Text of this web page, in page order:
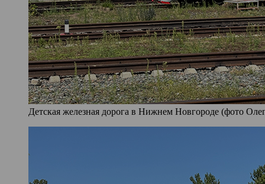
Детская железная дорога в Нижнем Новгороде (фото